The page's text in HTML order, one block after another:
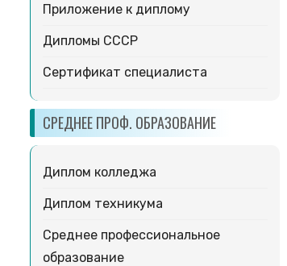
Приложение к диплому
Дипломы СССР
Сертификат специалиста
СРЕДНЕЕ ПРОФ. ОБРАЗОВАНИЕ
Диплом колледжа
Диплом техникума
Среднее профессиональное
образование